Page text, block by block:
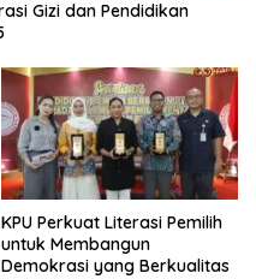
Gizi dan Pendidikan
KPU Perkuat Literasi Pemilih
untuk Membangun
Demokrasi yang Berkualitas